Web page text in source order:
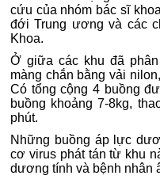
cứu của nhóm bác sĩ
đới Trung ương và các
Khoa.
Ở giữa các khu đã
màng chắn bằng vải
Có tổng cộng 4 buồng
buồng khoảng 7-8kg,
phút.
Những buồng áp lực
cơ virus phát tán từ khu
dương tính và bệnh nhân